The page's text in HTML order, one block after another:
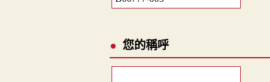
您的稱呼